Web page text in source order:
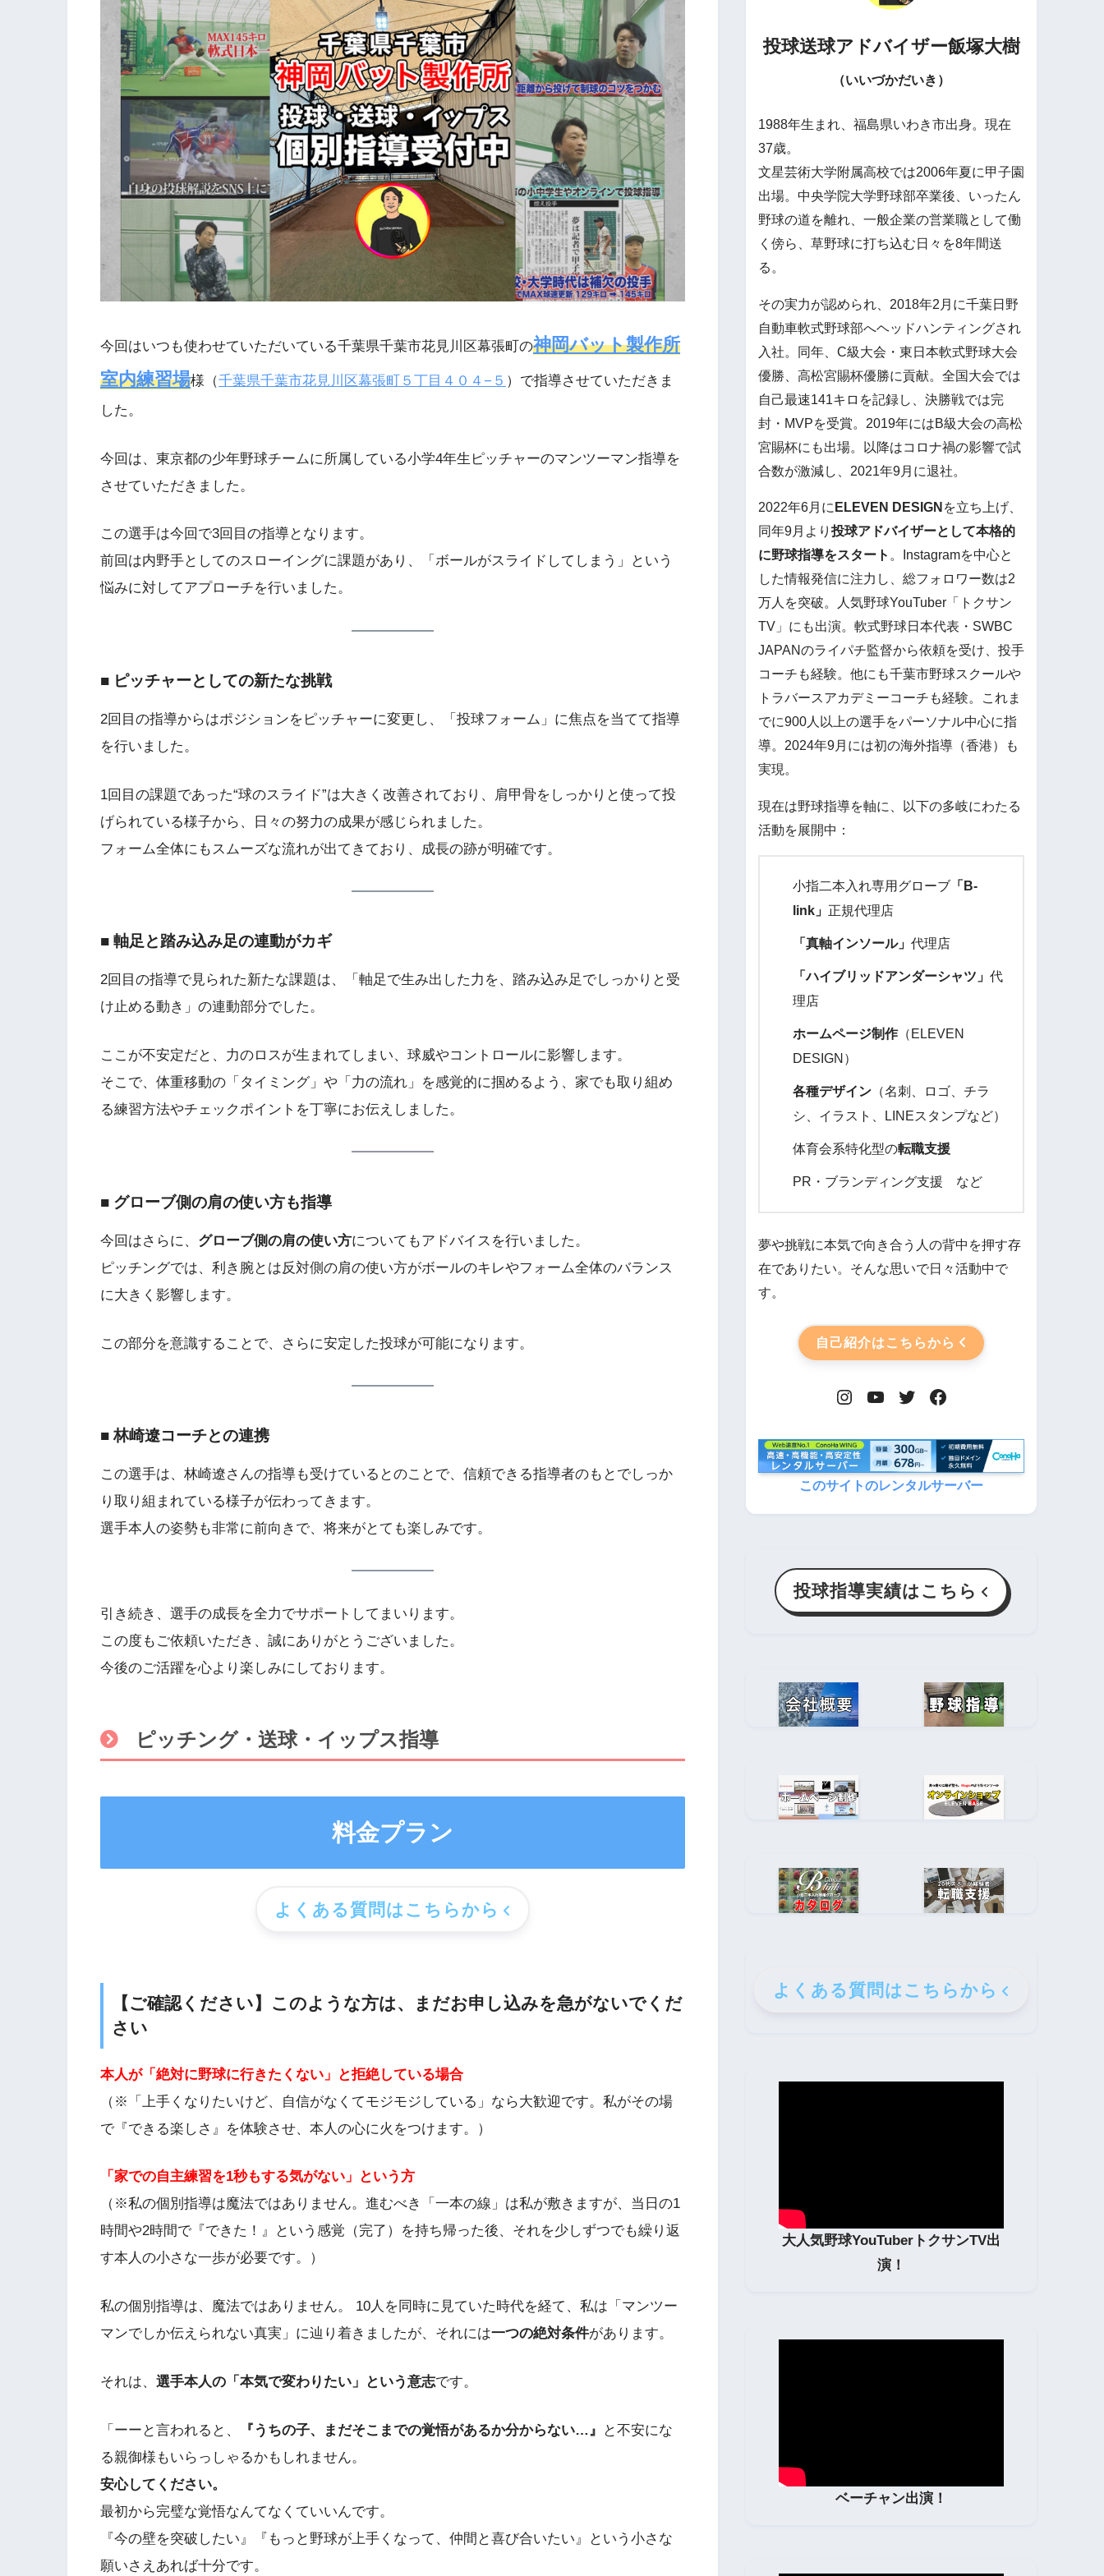
今回はいつも使わせていただいている千葉県千葉市花見川区幕張町の神岡バット製作所
室内練習場様（千葉県千葉市花見川区幕張町５丁目４０４−５ ）で指導させていただきま
した。
今回は、東京都の少年野球チームに所属している小学4年生ピッチャーのマンツーマン指導を
させていただきました。
この選手は今回で3回目の指導となります。
前回は内野手としてのスローイングに課題があり、「ボールがスライドしてしまう」という
悩みに対してアプローチを行いました。
■ ピッチャーとしての新たな挑戦
2回目の指導からはポジションをピッチャーに変更し、「投球フォーム」に焦点を当てて指導
を行いました。
1回目の課題であった“球のスライド”は大きく改善されており、肩甲骨をしっかりと使って投
げられている様子から、日々の努力の成果が感じられました。
フォーム全体にもスムーズな流れが出てきており、成長の跡が明確です。
■ 軸足と踏み込み足の連動がカギ
2回目の指導で見られた新たな課題は、「軸足で生み出した力を、踏み込み足でしっかりと受
け止める動き」の連動部分でした。
ここが不安定だと、力のロスが生まれてしまい、球威やコントロールに影響します。
そこで、体重移動の「タイミング」や「力の流れ」を感覚的に掴めるよう、家でも取り組め
る練習方法やチェックポイントを丁寧にお伝えしました。
■ グローブ側の肩の使い方も指導
今回はさらに、 グローブ側の肩の使い方についてもアドバイスを行いました。
ピッチングでは、利き腕とは反対側の肩の使い方がボールのキレやフォーム全体のバランス
に大きく影響します。
この部分を意識することで、さらに安定した投球が可能になります。
■ 林崎遼コーチとの連携
この選手は、林崎遼さんの指導も受けているとのことで、信頼できる指導者のもとでしっか
り取り組まれている様子が伝わってきます。
選手本人の姿勢も非常に前向きで、将来がとても楽しみです。
引き続き、選手の成長を全力でサポートしてまいります。
この度もご依頼いただき、誠にありがとうございました。
今後のご活躍を心より楽しみにしております。
ピッチング・送球・イップス指導
料金プラン
よくある質問はこちらから
【ご確認ください】このような方は、まだお申し込みを急がないでくだ
さい
本人が「絶対に野球に行きたくない」と拒絶している場合
（※「上手くなりたいけど、自信がなくてモジモジしている」なら大歓迎です。私がその場
で『できる楽しさ』を体験させ、本人の心に火をつけます。）
「家での自主練習を1秒もする気がない」という方
（※私の個別指導は魔法ではありません。進むべき「一本の線」は私が敷きますが、当日の1
時間や2時間で『できた！』という感覚（完了）を持ち帰った後、それを少しずつでも繰り返
す本人の小さな一歩が必要です。）
私の個別指導は、魔法ではありません。 10人を同時に見ていた時代を経て、私は「マンツー
マンでしか伝えられない真実」に辿り着きましたが、それには一つの絶対条件があります。
それは、 選手本人の「本気で変わりたい」という意志です。
「ーーと言われると、 『うちの子、まだそこまでの覚悟があるか分からない…』
と不安にな
る親御様もいらっしゃるかもしれません。
安心してください。
最初から完璧な覚悟なんてなくていいんです。
『今の壁を突破したい』『もっと野球が上手くなって、仲間と喜び合いたい』という小さな
願いさえあれば十分です。
投球送球アドバイザー飯塚大樹
（いいづかだいき）
1988年生まれ、福島県いわき市出身。現在
37歳。
文星芸術大学附属高校では2006年夏に甲子園
出場。中央学院大学野球部卒業後、いったん
野球の道を離れ、一般企業の営業職として働
く傍ら、草野球に打ち込む日々を8年間送
る。
その実力が認められ、2018年2月に千葉日野
自動車軟式野球部へヘッドハンティングされ
入社。同年、C級大会・東日本軟式野球大会
優勝、高松宮賜杯優勝に貢献。全国大会では
自己最速141キロを記録し、決勝戦では完
封・MVPを受賞。2019年にはB級大会の高松
宮賜杯にも出場。以降はコロナ禍の影響で試
合数が激減し、2021年9月に退社。
2022年6月に ELEVEN DESIGN を立ち上げ、
同年9月より 投球アドバイザーとして本格的
に野球指導をスタート 。Instagramを中心と
した情報発信に注力し、総フォロワー数は2
万人を突破。人気野球YouTuber「トクサン
TV」にも出演。軟式野球日本代表・SWBC
JAPANのライパチ監督から依頼を受け、投手
コーチも経験。他にも千葉市野球スクールや
トラバースアカデミーコーチも経験。これま
でに900人以上の選手をパーソナル中心に指
導。2024年9月には初の海外指導（香港）も
実現。
現在は野球指導を軸に、以下の多岐にわたる
活動を展開中：
小指二本入れ専用グローブ「B-
link」 正規代理店
「真軸インソール」 代理店
「ハイブリッドアンダーシャツ」 代
理店
ホームページ制作（ELEVEN
DESIGN）
各種デザイン（名刺、ロゴ、チラ
シ、イラスト、LINEスタンプなど）
体育会系特化型の転職支援
PR・ブランディング支援 など
夢や挑戦に本気で向き合う人の背中を押す存
在でありたい。そんな思いで日々活動中で
す。
自己紹介はこちらから
このサイトのレンタルサーバー
投球指導実績はこちら
よくある質問はこちらから
大人気野球YouTuberトクサンTV出
演！
ベーチャン出演！